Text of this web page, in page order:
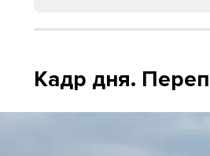
Кадр дня.